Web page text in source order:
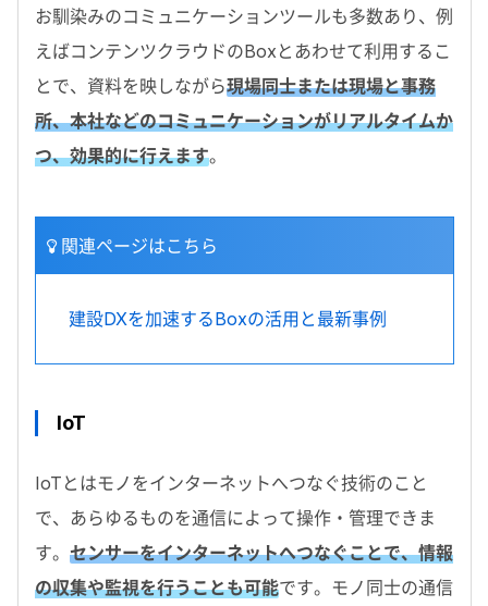
お馴染みのコミュニケーションツールも多数あり、例
えばコンテンツクラウドのBoxとあわせて利用するこ
とで、資料を映しながら現場同士または現場と事務
所、本社などのコミュニケーションがリアルタイムか
つ、効果的に行えます。
関連ページはこちら
建設DXを加速するBoxの活用と最新事例
IoT
IoTとはモノをインターネットへつなぐ技術のこと
で、あらゆるものを通信によって操作・管理できま
す。 センサーをインターネットへつなぐことで、情報
の収集や監視を行うことも可能です。モノ同士の通信